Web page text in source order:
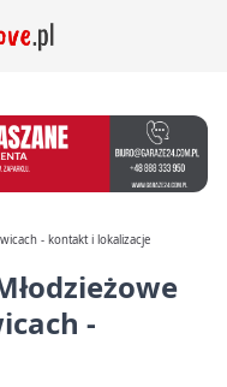
- kontakt i lokalizacje
-